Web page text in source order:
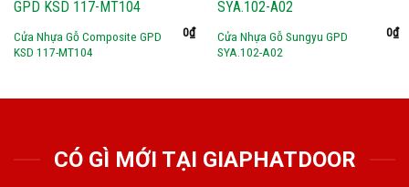
Cửa Nhựa Gỗ Composite GPD
KSD 117-MT104
0₫
Cửa Nhựa Gỗ Sungyu GPD
SYA.102-A02
0₫
CÓ GÌ MỚI TẠI GIAPHATDOOR